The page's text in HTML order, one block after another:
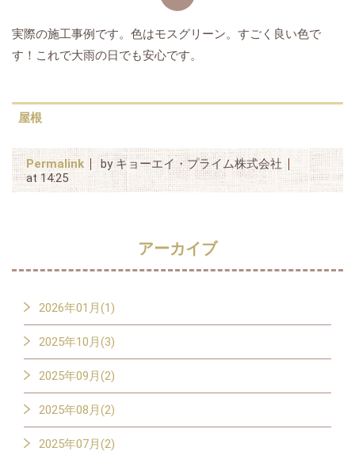
実際の施工事例です。色はモスグリーン。すごく良い色で
す！これで大雨の日でも安心です。
屋根
Permalink
by キョーエイ・プライム株式会社
at 14:25
アーカイブ
2026年01月(1)
2025年10月(3)
2025年09月(2)
2025年08月(2)
2025年07月(2)